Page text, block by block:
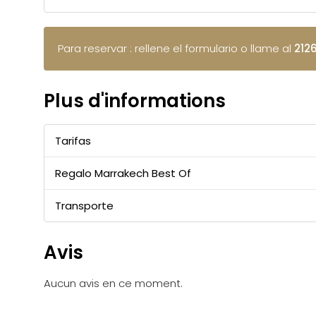
Para reservar : rellene el formulario o llame al
Plus d'informations
Tarifas
Regalo Marrakech Best Of
Transporte
Avis
Aucun avis en ce moment.